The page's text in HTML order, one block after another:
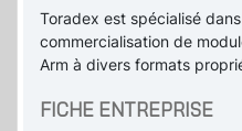
Toradex est spécialisé
commercialisation de
Arm à divers formats
FICHE ENTREPRISE